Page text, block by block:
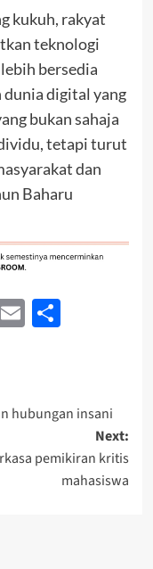
kukuh, rakyat
teknologi
bersedia
dunia digital yang
bukan sahaja
tetapi turut
dan
Baharu
EmailShare
hubungan insani
Next:
pemikiran kritis
mahasiswa